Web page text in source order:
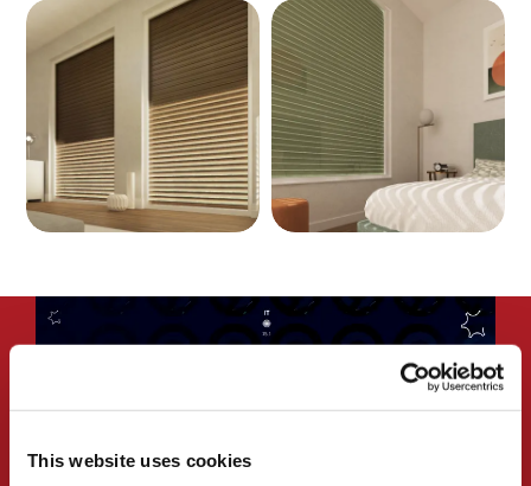
This website uses cookies